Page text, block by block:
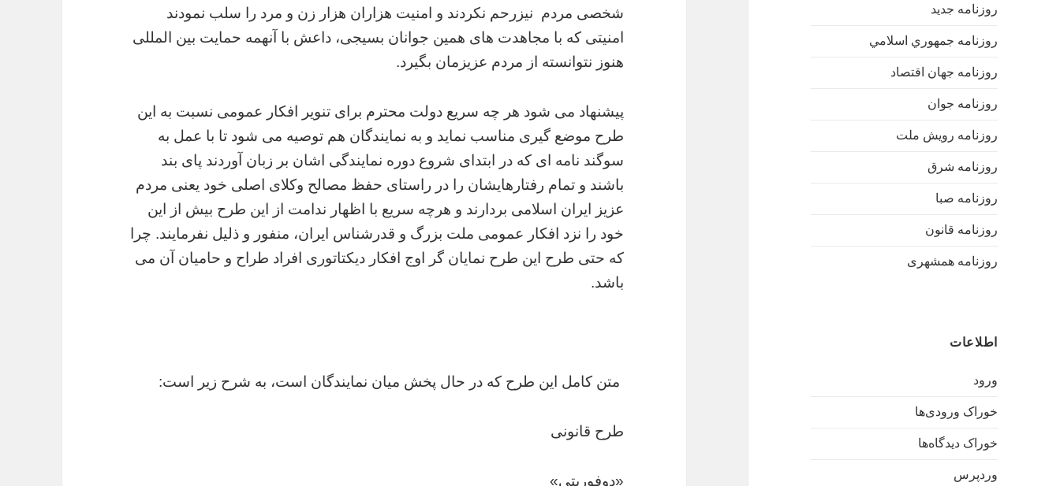
روزنامه جدید
روزنامه جمهوري اسلامي
روزنامه جهان اقتصاد
روزنامه جوان
روزنامه رویش ملت
روزنامه شرق
روزنامه صبا
روزنامه قانون
روزنامه همشهری
اطلاعات
ورود
خوراک ورودی‌ها
خوراک دیدگاه‌ها
وردپرس
شخصی مردم نیزرحم نکردند و امنیت هزاران هزار زن و مرد را سلب نمودند
امنیتی که با مجاهدت های همین جوانان بسیجی، داعش با آنهمه حمایت بین المللی
هنوز نتوانسته از مردم عزیزمان بگیرد.
پیشنهاد می شود هر چه سریع دولت محترم برای تنویر افکار عمومی نسبت به این
طرح موضع گیری مناسب نماید و به نمایندگان هم توصیه می شود تا با عمل به
سوگند نامه ای که در ابتدای شروع دوره نمایندگی اشان بر زبان آوردند پای بند
باشند و تمام رفتارهایشان را در راستای حفظ مصالح وکلای اصلی خود یعنی مردم
عزیز ایران اسلامی بردارند و هرچه سریع با اظهار ندامت از این طرح بیش از این
خود را نزد افکار عمومی ملت بزرگ و قدرشناس ایران، منفور و ذلیل نفرمایند. چرا
که حتی طرح این طرح نمایان گر اوج افکار دیکتاتوری افراد طراح و حامیان آن می
باشد.
متن کامل این طرح که در حال پخش میان نمایندگان است، به شرح زیر است:
طرح قانونی
«دوفوریتی»